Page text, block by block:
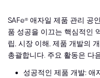
SAFe® 애자일 제품 관리 공
품 성공을 이끄는 핵심적인
립, 시장 이해, 제품 개발의
총괄합니다. 주요 활동은 다
성공적인 제품 개발: 애